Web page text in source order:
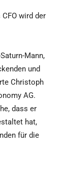
wird der
Mann,
und
Christoph
AG.
dass er
hat,
für die